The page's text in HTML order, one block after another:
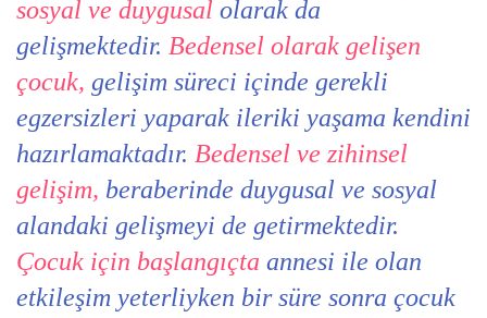
sosyal ve duygusal olarak da
gelişmektedir. Bedensel olarak gelişen
çocuk, gelişim süreci içinde gerekli
egzersizleri yaparak ileriki yaşama kendini
hazırlamaktadır. Bedensel ve zihinsel
gelişim, beraberinde duygusal ve sosyal
alandaki gelişmeyi de getirmektedir.
Çocuk için başlangıçta annesi ile olan
etkileşim yeterliyken bir süre sonra çocuk